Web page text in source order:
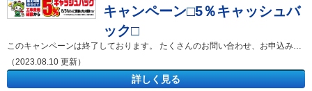
キャンペーン□5％キャッシュバ
ック□
（2023.08.10 更新）
詳しく見る